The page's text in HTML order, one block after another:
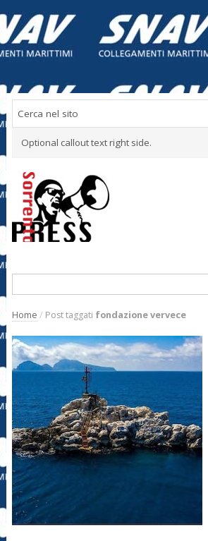
Optional callout text right side.
Home / Post taggati fondazione vervece